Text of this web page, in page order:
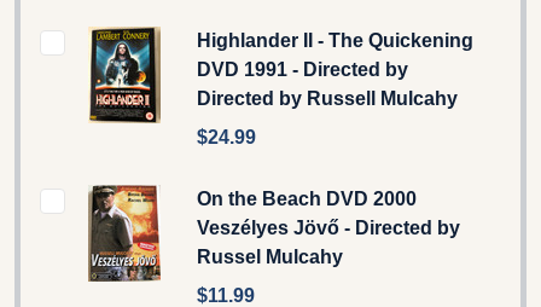
Highlander II - The Quickening
DVD 1991 - Directed by
Directed by Russell Mulcahy
$24.99
On the Beach DVD 2000
Veszélyes Jövő - Directed by
Russel Mulcahy
$11.99